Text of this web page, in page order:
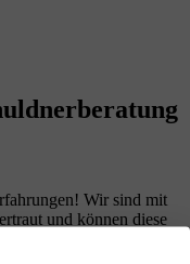
Wir sind mit
und können diese